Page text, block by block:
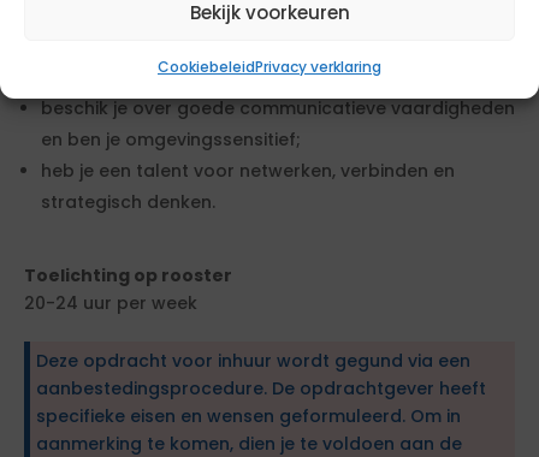
Bekijk voorkeuren
CookiebeleidPrivacy verklaring
mobiliteit en/of verkeer;
beschik je over goede communicatieve vaardigheden
en ben je omgevingssensitief;
heb je een talent voor netwerken, verbinden en
strategisch denken.
Toelichting op rooster
20-24 uur per week
Deze opdracht voor inhuur wordt gegund via een
aanbestedingsprocedure. De opdrachtgever heeft
specifieke eisen en wensen geformuleerd. Om in
aanmerking te komen, dien je te voldoen aan de